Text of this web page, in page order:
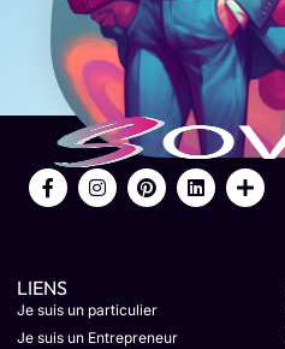
LIENS
Je suis un particulier
Je suis un Entrepreneur